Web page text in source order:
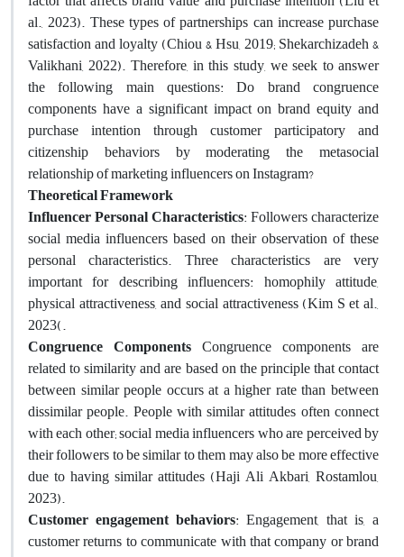
al., 2023). These types of partnerships can increase purchase
satisfaction and loyalty (Chiou & Hsu, 2019; Shekarchizadeh &
Valikhani, 2022). Therefore, in this study, we seek to answer
the following main questions: Do brand congruence
components have a significant impact on brand equity and
purchase intention through customer participatory and
citizenship behaviors by moderating the metasocial
relationship of marketing influencers on Instagram?
Theoretical Framework
Influencer Personal Characteristics: Followers characterize
social media influencers based on their observation of these
personal characteristics. Three characteristics are very
important for describing influencers: homophily attitude,
physical attractiveness, and social attractiveness (Kim S et al.,
2023(.
Congruence Components Congruence components are
related to similarity and are based on the principle that contact
between similar people occurs at a higher rate than between
dissimilar people. People with similar attitudes often connect
with each other; social media influencers who are perceived by
their followers to be similar to them may also be more effective
due to having similar attitudes (Haji Ali Akbari, Rostamlou,
2023).
Customer engagement behaviors: Engagement, that is, a
customer returns to communicate with that company or brand